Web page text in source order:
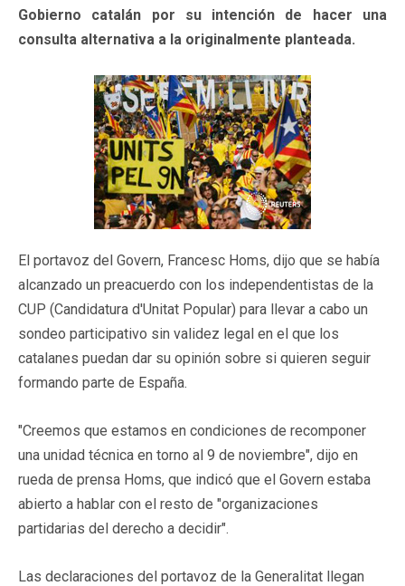
Gobierno catalán por su intención de hacer una
consulta alternativa a la originalmente planteada.
El portavoz del Govern, Francesc Homs, dijo que se había
alcanzado un preacuerdo con los independentistas de la
CUP (Candidatura d'Unitat Popular) para llevar a cabo un
sondeo participativo sin validez legal en el que los
catalanes puedan dar su opinión sobre si quieren seguir
formando parte de España.
"Creemos que estamos en condiciones de recomponer
una unidad técnica en torno al 9 de noviembre", dijo en
rueda de prensa Homs, que indicó que el Govern estaba
abierto a hablar con el resto de "organizaciones
partidarias del derecho a decidir".
Las declaraciones del portavoz de la Generalitat llegan